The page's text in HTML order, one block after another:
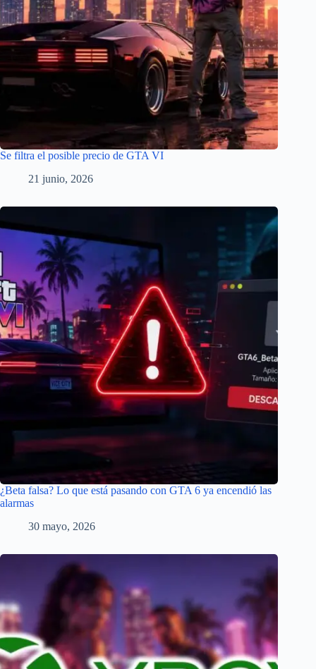
Se filtra el posible precio de GTA VI
21 junio, 2026
¿Beta falsa? Lo que está pasando con GTA 6 ya encendió las
alarmas
30 mayo, 2026